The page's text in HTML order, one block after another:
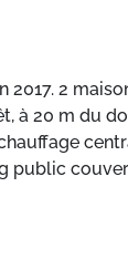
2017. 2
à 20 m du
public
20 m,